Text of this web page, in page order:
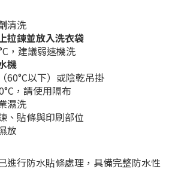
清洗
拉鍊並放入洗衣袋
，建議弱速機洗
機
60°C以下）或陰乾吊掛
，請使用隔布
濕洗
、貼條與印刷部位
放
進行防水貼條處理，具備完整防水性